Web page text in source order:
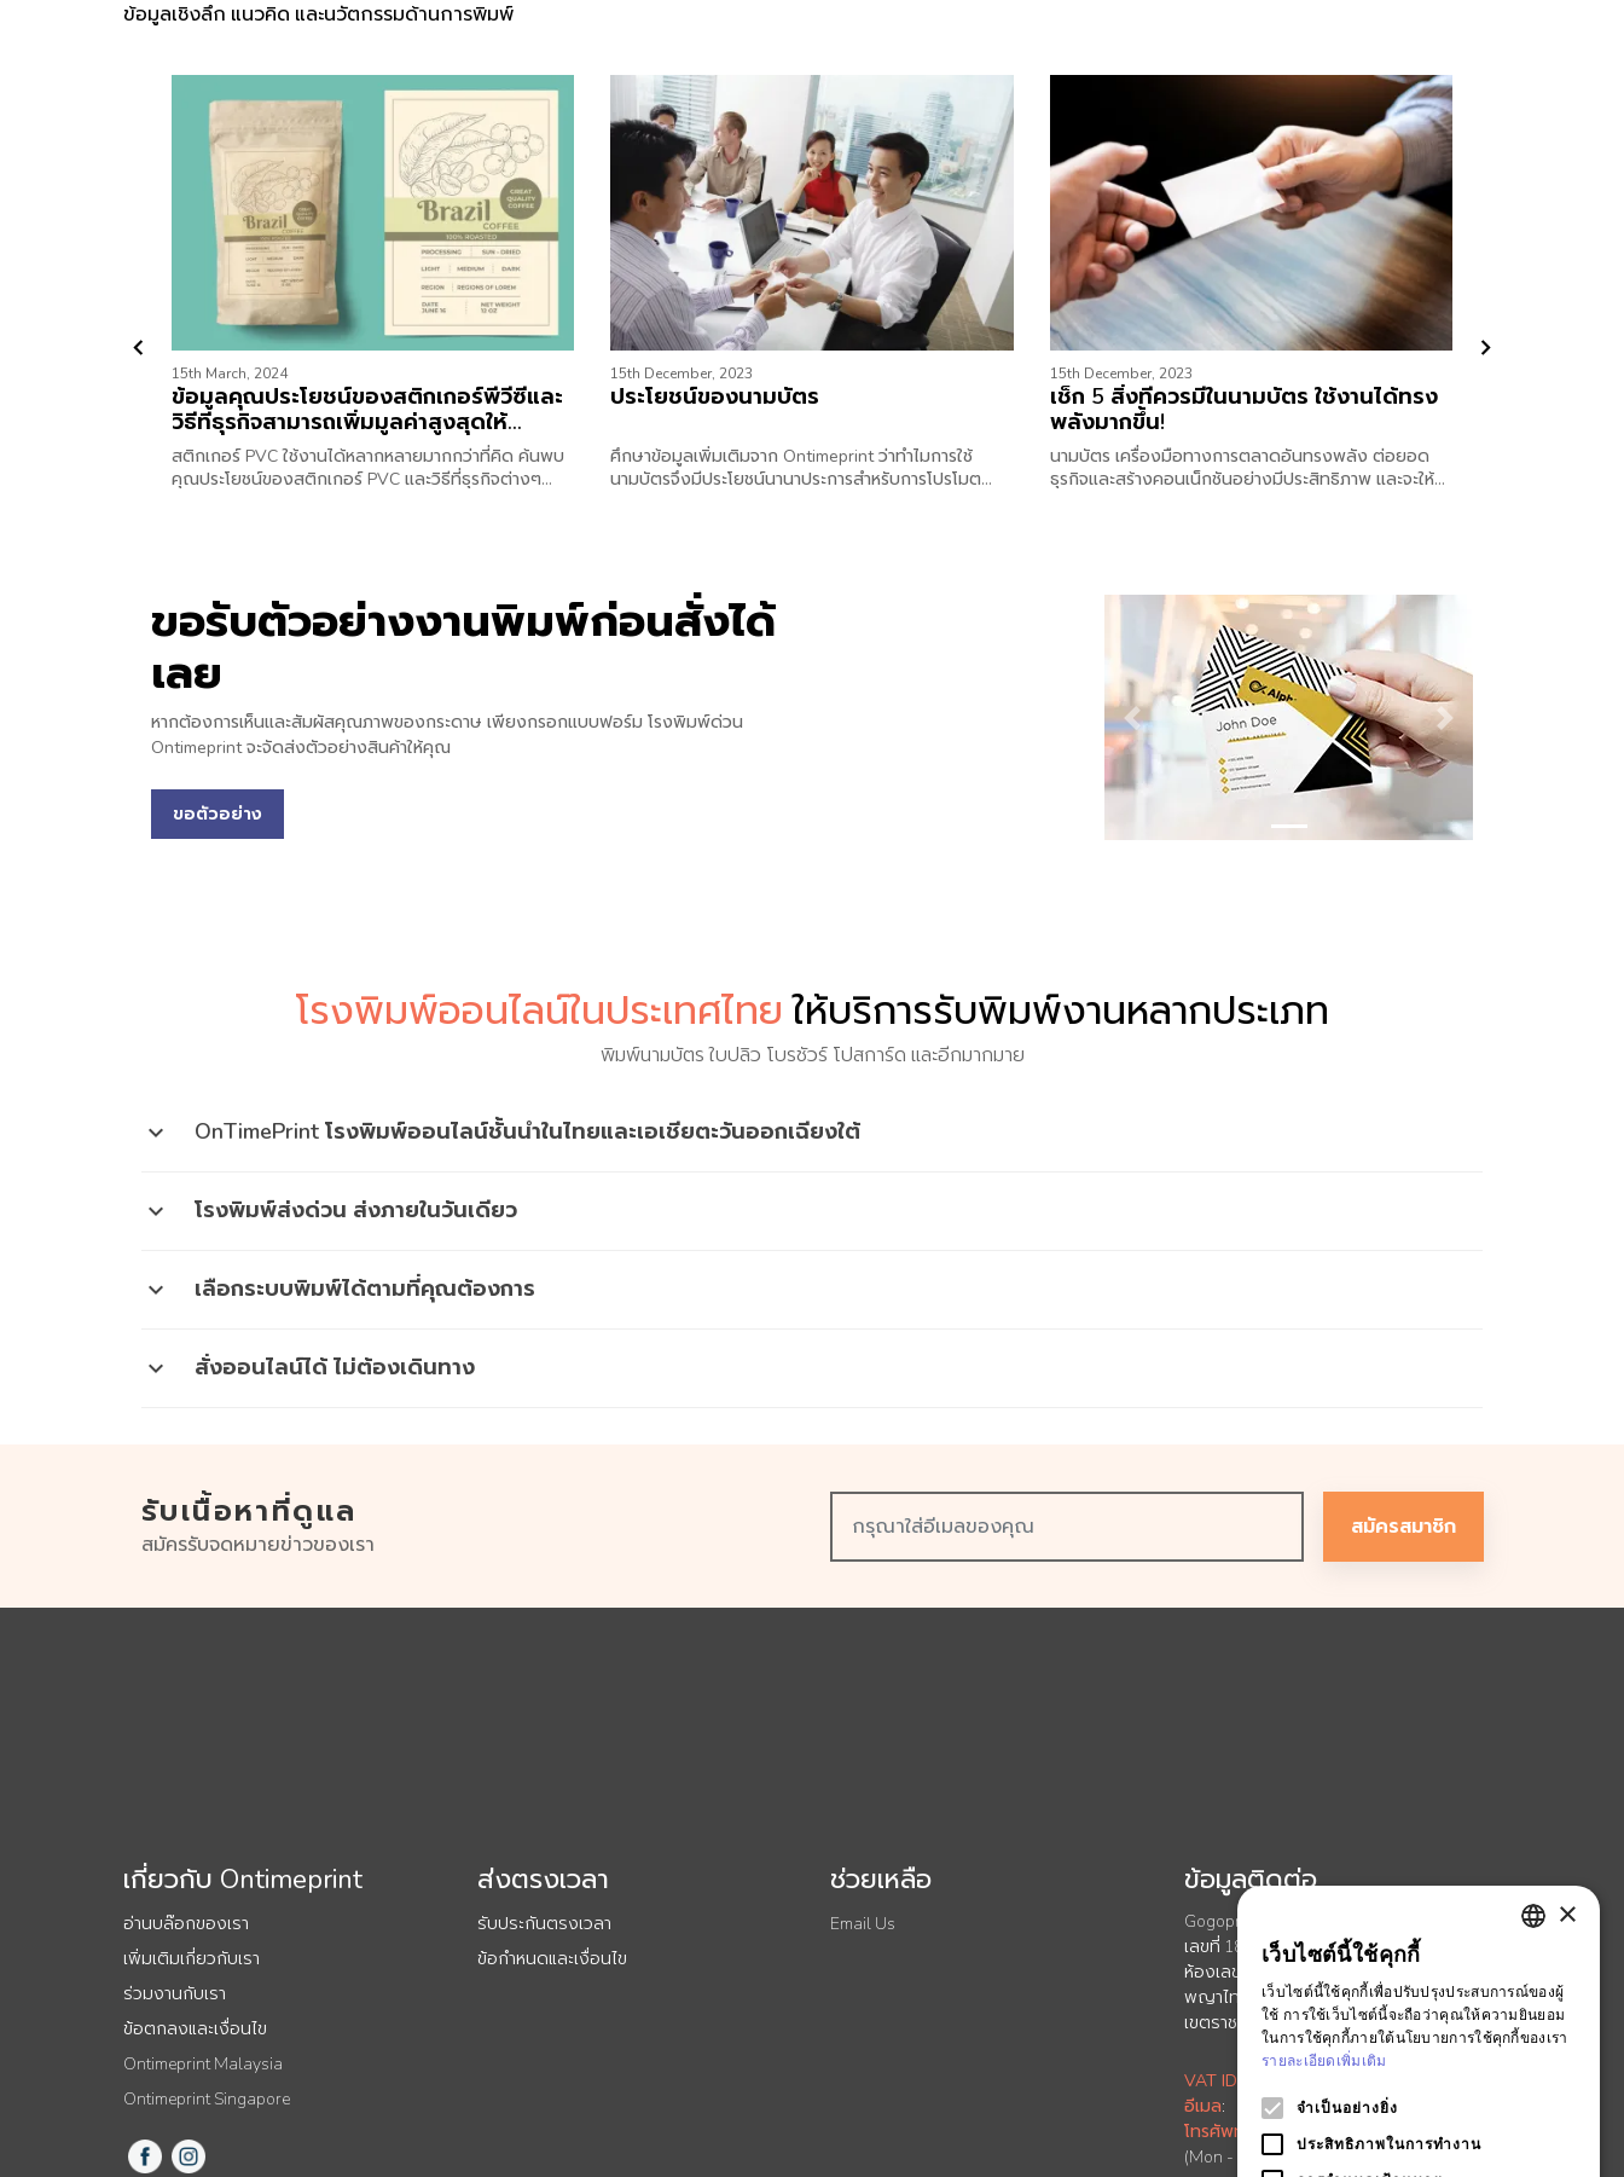
ข้อมูลเชิงลึก แนวคิด และนวัตกรรมด้านการพิมพ์
15th March, 2024
ข้อมูลคุณประโยชน์ของสติกเกอร์พีวีซีและ
วิธีที่ธุรกิจสามารถเพิ่มมูลค่าสูงสุดให้
แบรนด์คุณได้
สติกเกอร์ PVC ใช้งานได้หลากหลายมากกว่าที่คิด ค้นพบ
คุณประโยชน์ของสติกเกอร์ PVC และวิธีที่ธุรกิจต่างๆ
15th December, 2023
ประโยชน์ของนามบัตร
ศึกษาข้อมูลเพิ่มเติมจาก Ontimeprint ว่าทำไมการใช้
นามบัตรจึงมีประโยชน์นานาประการสำหรับการโปรโมต
15th December, 2023
เช็ก 5 สิ่งที่ควรมีในนามบัตร ใช้งานได้ทรง
พลังมากขึ้น!
นามบัตร เครื่องมือทางการตลาดอันทรงพลัง ต่อยอด
ธุรกิจและสร้างคอนเน็กชันอย่างมีประสิทธิภาพ และจะให้ดี
ขอรับตัวอย่างงานพิมพ์ก่อนสั่งได้
เลย
หากต้องการเห็นและสัมผัสคุณภาพของกระดาษ เพียงกรอกแบบฟอร์ม โรงพิมพ์ด่วน
Ontimeprint จะจัดส่งตัวอย่างสินค้าให้คุณ
ขอตัวอย่าง
Previous Next
โรงพิมพ์ออนไลน์ในประเทศไทย ให้บริการรับพิมพ์งานหลากประเภท
พิมพ์นามบัตร ใบปลิว โบรชัวร์ โปสการ์ด และอีกมากมาย
expand_more OnTimePrint โรงพิมพ์ออนไลน์ชั้นนำในไทยและเอเชียตะวันออกเฉียงใต้
แผ่นพับ หนังสือเล่มเล็ก การ์ดอวยพร บัตรเชิญ สื่อการตลาด และสิ่งพิมพ์อื่น ๆ พิมพ์ด้วยเครื่องพิมพ์คุณภาพสูง วางใจได้ในคุณภาพ รับประกันส่งไว ส่งช้ากว่ากำหนด ยินดีคืนเงิน
expand_more โรงพิมพ์ส่งด่วน ส่งภายในวันเดียว
งานพิมพ์คุณภาพสูง หมดกังวลทั้งเรื่องเวลา และคุณภาพงานพิมพ์ เราคือมืออาชีพที่พร้อมส่งมอบงานพิมพ์คุณภาพดีให้คุณ ภายในระยะเวลาที่กำหนด
expand_more เลือกระบบพิมพ์ได้ตามที่คุณต้องการ
ระบบดิจิทัล เหมาะกับงานพิมพ์จำนวนน้อย ส่งด่วนได้ สีอิ่มสวย แก้ไขไฟล์ได้รวดเร็ว
expand_more สั่งออนไลน์ได้ ไม่ต้องเดินทาง
ชำระเงิน แล้วรอรับงานตามกำหนดได้เลย
รับเนื้อหาที่ดูแล
สมัครรับจดหมายข่าวของเรา
สมัครสมาชิก
เกี่ยวกับ Ontimeprint
อ่านบล๊อกของเรา
เพิ่มเติมเกี่ยวกับเรา
ร่วมงานกับเรา
ข้อตกลงและเงื่อนไข
Ontimeprint Malaysia
Ontimeprint Singapore
ส่งตรงเวลา
รับประกันตรงเวลา
ข้อกำหนดและเงื่อนไข
ช่วยเหลือ
Email Us
ข้อมูลติดต่อ
Gogoprint (Thailand) Co., Ltd.
เลขที่ 188 อาคาร สปริง ทาวเวอร์ ชั้นที่ 11
ห้องเลขที่ 11-110 ถนนพญาไท เเขวงทุ่ง
พญาไท
เขตราชเทวี กรุงเทพมหานคร 10400
VAT ID
อีเมล:
info.th@ontimeprint.com
โทรศัพท์
: 02-026-3147
(Mon - Fri, 9AM to 6PM)
THAI
×
เว็บไซต์นี้ใช้คุกกี้
เว็บไซต์นี้ใช้คุกกี้เพื่อปรับปรุงประสบการณ์ของผู้
ใช้ การใช้เว็บไซต์นี้จะถือว่าคุณให้ความยินยอม
ในการใช้คุกกี้ภายใต้นโยบายการใช้คุกกี้ของเรา
รายละเอียดเพิ่มเติม
จำเป็นอย่างยิ่ง
ประสิทธิภาพในการทำงาน